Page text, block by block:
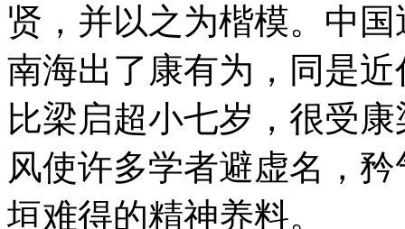
贤，并以之为楷模。中
南海出了康有为，同是
比梁启超小七岁，很受
风使许多学者避虚名，
垣难得的精神养料。